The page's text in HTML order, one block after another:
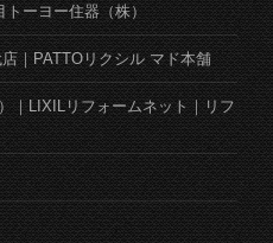
トーヨー住器（株）
｜PATTOリクシル マド本舗
｜LIXILリフォームネット｜リフ